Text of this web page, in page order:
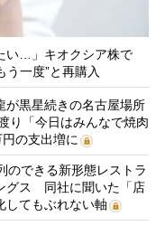
い…」キオクシア株で
一度”と再購入
が黒星続きの名古屋場所
り「今日はみんなで焼肉
の支出増に
のできる新形態レストラ
グス 同社に聞いた「店
してもぶれない軸